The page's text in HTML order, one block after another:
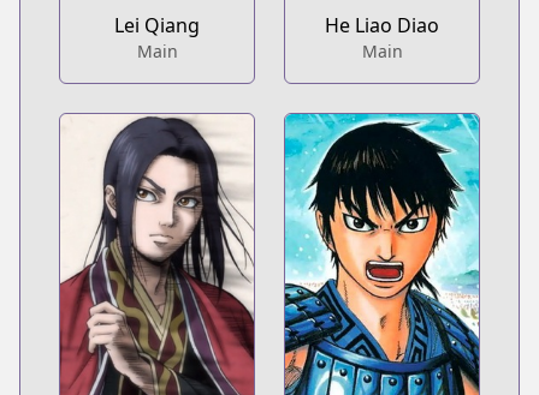
He Liao Diao
Main
Lei Qiang
Main